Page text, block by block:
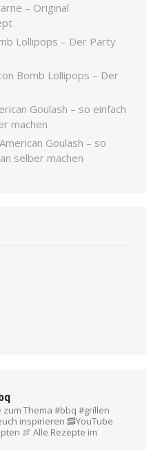
– Original
Lollipops – Der Party
Bomb Lollipops – Der
Goulash – so einfach
machen
Goulash – so
selber machen
Thema #bbq #grillen
inspirieren 🥓YouTube
🍖 Alle Rezepte im